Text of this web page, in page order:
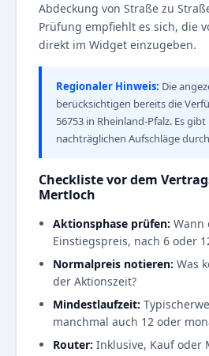
Abdeckung von Straße zu
Prüfung empfiehlt es sich, die
direkt im Widget einzugeben.
Regionaler Hinweis: Die
berücksichtigen bereits die
56753 in Rheinland-Pfalz. Es
nachträglichen Aufschläge
Checkliste vor dem
Mertloch
Aktionsphase prüfen: Wann
Einstiegspreis, nach 6 oder
Normalpreis notieren: Was
der Aktionszeit?
Mindestlaufzeit:
manchmal auch 12 oder
Router: Inklusive, Kauf oder